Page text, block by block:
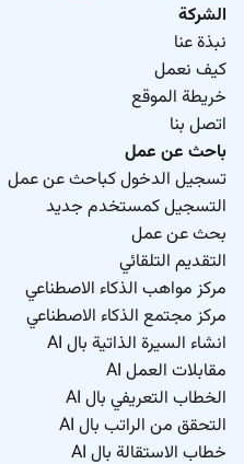
الشركة
نبذة عنا
كيف نعمل
خريطة الموقع
اتصل بنا
باحث عن عمل
تسجيل الدخول كباحث عن عمل
التسجيل كمستخدم جديد
بحث عن عمل
التقديم التلقائي
مركز مواهب الذكاء الاصطناعي
مركز مجتمع الذكاء الاصطناعي
انشاء السيرة الذاتية بال AI
مقابلات العمل AI
الخطاب التعريفي بال AI
التحقق من الراتب بال AI
خطاب الاستقالة بال AI